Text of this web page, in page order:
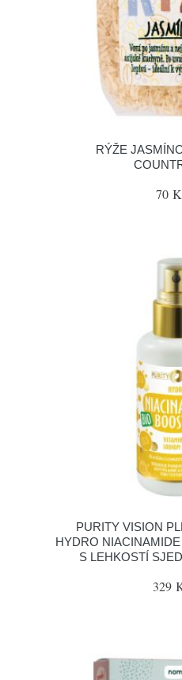
RÝŽE
70
PURITY VISION
HYDRO
S LEHKOSTÍ
329